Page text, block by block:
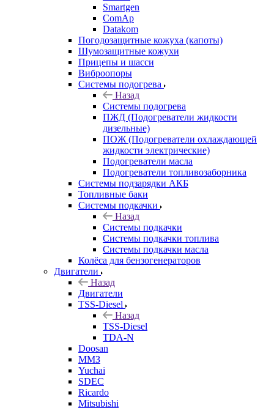
Smartgen
ComAp
Datakom
Погодозащитные кожуха (капоты)
Шумозащитные кожухи
Прицепы и шасси
Виброопоры
Системы подогрева
Назад
Системы подогрева
ПЖД (Подогреватели жидкости
дизельные)
ПОЖ (Подогреватели охлаждающей
жидкости электрические)
Подогреватели масла
Подогреватели топливозаборника
Системы подзарядки АКБ
Топливные баки
Системы подкачки
Назад
Системы подкачки
Системы подкачки топлива
Системы подкачки масла
Колёса для бензогенераторов
Двигатели
Назад
Двигатели
TSS-Diesel
Назад
TSS-Diesel
TDA-N
Doosan
ММЗ
Yuchai
SDEC
Ricardo
Mitsubishi